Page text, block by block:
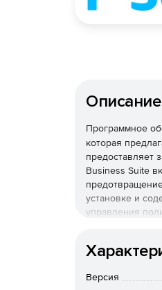
Описание
Программное
которая
предоставляет
Business Suite
установке и
управления
технологий
Версия